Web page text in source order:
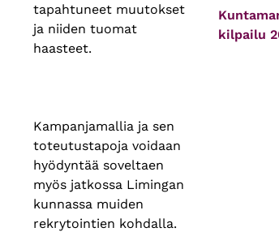
tapahtuneet muutokset
ja niiden tuomat
haasteet.
Kampanjamallia ja sen
toteutustapoja voidaan
hyödyntää soveltaen
myös jatkossa Limingan
kunnassa muiden
rekrytointien kohdalla.
kilpailu